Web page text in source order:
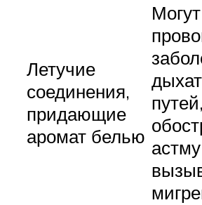
Летучие
соединения,
придающие
аромат белью
Могут